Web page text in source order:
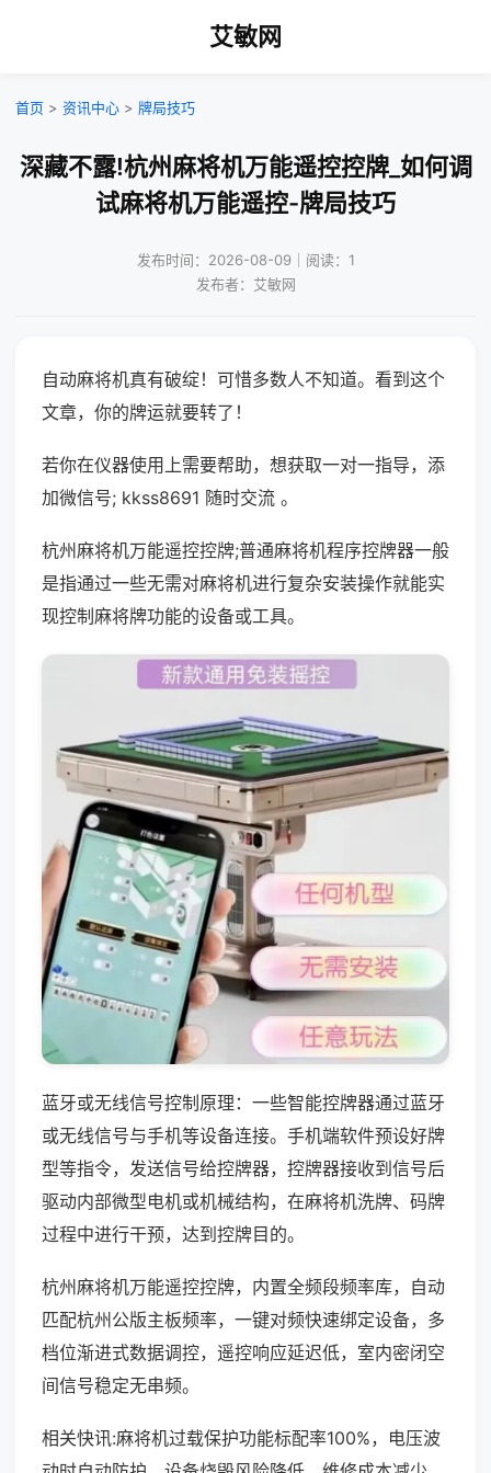
艾敏网
首页 > 资讯中心 > 牌局技巧
深藏不露!杭州麻将机万能遥控控牌_如何调
试麻将机万能遥控-牌局技巧
发布时间：2026-08-09｜阅读：1
发布者：艾敏网
自动麻将机真有破绽！可惜多数人不知道。看到这个
文章，你的牌运就要转了！
若你在仪器使用上需要帮助，想获取一对一指导，添
加微信号; kkss8691 随时交流 。
杭州麻将机万能遥控控牌;普通麻将机程序控牌器一般
是指通过一些无需对麻将机进行复杂安装操作就能实
现控制麻将牌功能的设备或工具。
蓝牙或无线信号控制原理：一些智能控牌器通过蓝牙
或无线信号与手机等设备连接。手机端软件预设好牌
型等指令，发送信号给控牌器，控牌器接收到信号后
驱动内部微型电机或机械结构，在麻将机洗牌、码牌
过程中进行干预，达到控牌目的。
杭州麻将机万能遥控控牌，内置全频段频率库，自动
匹配杭州公版主板频率，一键对频快速绑定设备，多
档位渐进式数据调控，遥控响应延迟低，室内密闭空
间信号稳定无串频。
相关快讯:麻将机过载保护功能标配率100%，电压波